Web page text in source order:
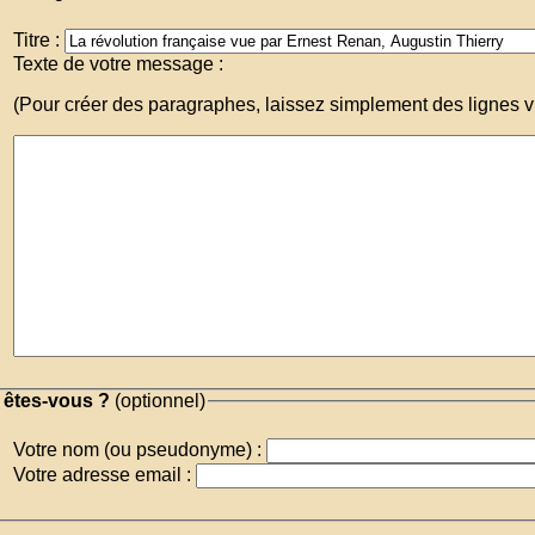
Titre :
Texte de votre message :
(Pour créer des paragraphes, laissez simplement des lignes
êtes-vous ? (optionnel)
Votre nom (ou pseudonyme) :
Votre adresse email :